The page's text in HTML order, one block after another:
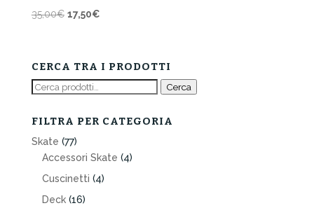
35,00€ Il
era:
35,00€.
17,50€Il
è:
17,50€.
CERCA TRA I PRODOTTI
Cerca: Cerca
FILTRA PER CATEGORIA
Skate (77)
Accessori Skate (4)
Cuscinetti (4)
Deck (16)